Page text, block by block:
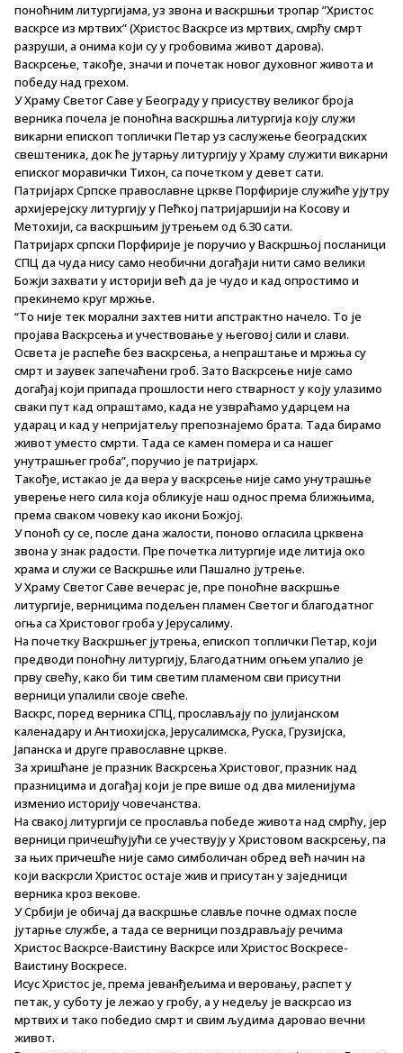
поноћним литургијама, уз звона и васкршњи тропар ”Христос
васкрсе из мртвих” (Христос Васкрсе из мртвих, смрћу смрт
разруши, а онима који су у гробовима живот дарова).
Васкрсење, такође, значи и почетак новог духовног живота и
победу над грехом.
У Храму Светог Саве у Београду у присуству великог броја
верника почела је поноћна васкршња литургија коју служи
викарни епископ топлички Петар уз саслужење београдских
свештеника, док ће јутарњу литургију у Храму служити викарни
еписког моравички Тихон, са почетком у девет сати.
Патријарх Српске православне цркве Порфирије служиће ујутру
архијерејску литургију у Пећкој патријаршији на Косову и
Метохији, са васкршњим јутрењем од 6.30 сати.
Патријарх српски Порфирије је поручио у Васкршњој посланици
СПЦ да чуда нису само необични догађаји нити само велики
Божји захвати у историји већ да је чудо и кад опростимо и
прекинемо круг мржње.
“То није тек морални захтев нити апстрактно начело. То је
пројава Васкрсења и учествовање у његовој сили и слави.
Освета је распеће без васкрсења, а непраштање и мржња су
смрт и заувек запечаћени гроб. Зато Васкрсење није само
догађај који припада прошлости него стварност у коју улазимо
сваки пут кад опраштамо, када не узвраћамо ударцем на
ударац и кад у непријатељу препознајемо брата. Тада бирамо
живот уместо смрти. Тада се камен помера и са нашег
унутрашњег гроба”, поручио је патријарх.
Такође, истакао је да вера у васкрсење није само унутрашње
уверење него сила која обликује наш однос према ближњима,
према сваком човеку као икони Божјој.
У поноћ су се, после дана жалости, поново огласила црквена
звона у знак радости. Пре почетка литургије иде литија око
храма и служи се Васкршње или Пашално јутрење.
У Храму Светог Саве вечерас је, пре поноћне васкршње
литургије, верницима подељен пламен Светог и благодатног
огња са Христовог гроба у Јерусалиму.
На почетку Васкршњег јутрења, епископ топлички Петар, који
предводи поноћну литургију, Благодатним огњем упалио је
прву свећу, како би тим светим пламеном сви присутни
верници упалили своје свеће.
Васкрс, поред верника СПЦ, прослављају по јулијанском
каленадару и Антиохијска, Јерусалимска, Руска, Грузијска,
Јапанска и друге православне цркве.
За хришћане је празник Васкрсења Христовог, празник над
празницима и догађај који је пре више од два миленијума
изменио историју човечанства.
На свакој литургији се прославља победе живота над смрћу, јер
верници причешћујући се учествују у Христовом васкрсењу, па
за њих причешће није само симболичан обред већ начин на
који васкрсли Христос остаје жив и присутан у заједници
верника кроз векове.
У Србији је обичај да васкршње славље почне одмах после
јутарње службе, а тада се верници поздрављају речима
Христос Васкрсе-Ваистину Васкрсе или Христос Воскресе-
Ваистину Воскресе.
Исус Христос је, према јеванђељима и веровању, распет у
петак, у суботу је лежао у гробу, а у недељу је васкрсао из
мртвих и тако победио смрт и свим људима даровао вечни
живот.